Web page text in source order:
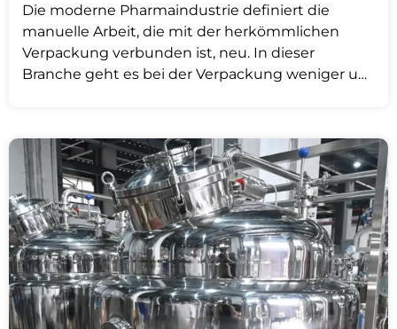
Die moderne Pharmaindustrie definiert die
manuelle Arbeit, die mit der herkömmlichen
Verpackung verbunden ist, neu. In dieser
Branche geht es bei der Verpackung weniger um